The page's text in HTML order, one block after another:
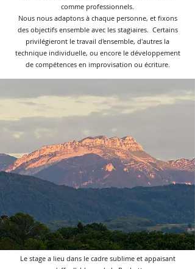
comme professionnels.
Nous nous adaptons à chaque personne, et fixons
des objectifs ensemble avec les stagiaires. Certains
privilégieront le travail d'ensemble, d'autres la
technique individuelle, ou encore le développement
de compétences en improvisation ou écriture.
Le stage a lieu dans le cadre sublime et appaisant